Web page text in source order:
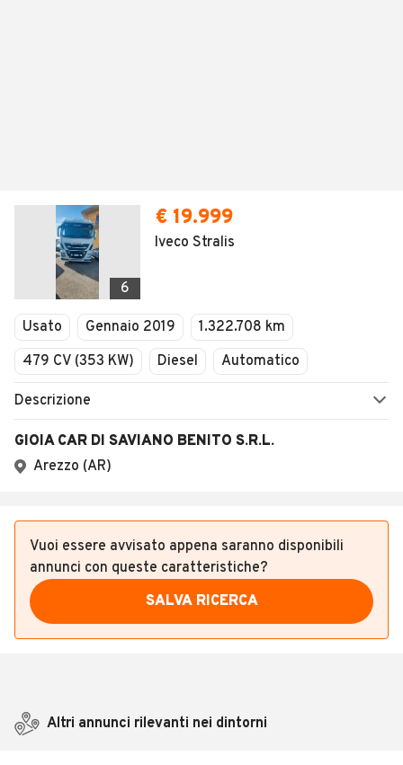
6
€ 19.999
Iveco Stralis
Usato Gennaio 2019
1.322.708 km
479 CV (353 KW)
Diesel Automatico
Descrizione
GIOIA CAR DI SAVIANO BENITO S.R.L.
Arezzo (AR)
Vuoi essere avvisato appena saranno disponibili
annunci con queste caratteristiche?
SALVA RICERCA
Altri annunci rilevanti nei dintorni